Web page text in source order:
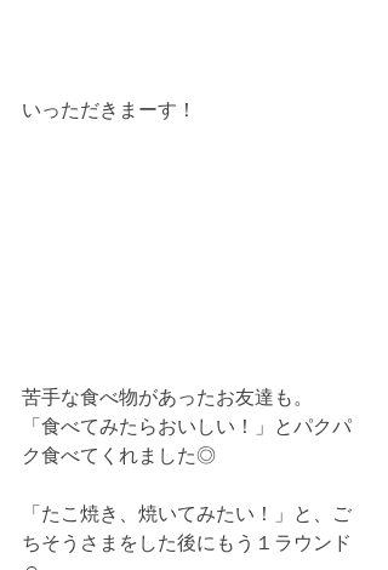
いっただきまーす！
苦手な食べ物があったお友達も。
「食べてみたらおいしい！」とパクパ
ク食べてくれました◎
「たこ焼き、焼いてみたい！」と、ご
ちそうさまをした後にもう１ラウンド